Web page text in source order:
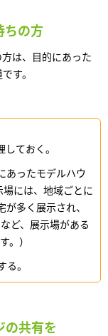
ちの方
は、目的にあった
す。
ておく。
あったモデルハウ
には、地域ごとに
多く展示され、
ど、展示場がある
。）
。
の共有を